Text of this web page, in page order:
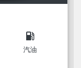
local_gas_station
汽油